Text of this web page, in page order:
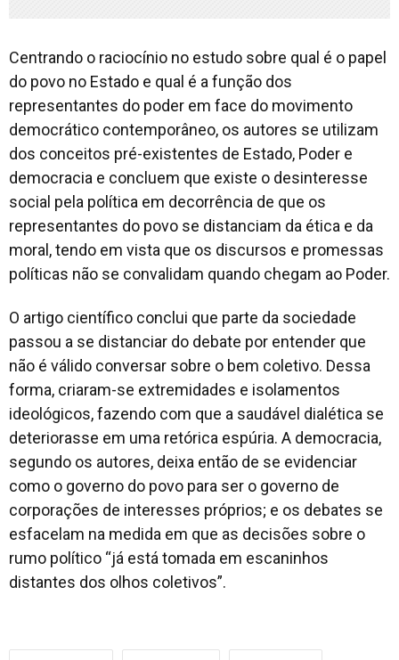
Centrando o raciocínio no estudo sobre qual é o papel
do povo no Estado e qual é a função dos
representantes do poder em face do movimento
democrático contemporâneo, os autores se utilizam
dos conceitos pré-existentes de Estado, Poder e
democracia e concluem que existe o desinteresse
social pela política em decorrência de que os
representantes do povo se distanciam da ética e da
moral, tendo em vista que os discursos e promessas
políticas não se convalidam quando chegam ao Poder.
O artigo científico conclui que parte da sociedade
passou a se distanciar do debate por entender que
não é válido conversar sobre o bem coletivo. Dessa
forma, criaram-se extremidades e isolamentos
ideológicos, fazendo com que a saudável dialética se
deteriorasse em uma retórica espúria. A democracia,
segundo os autores, deixa então de se evidenciar
como o governo do povo para ser o governo de
corporações de interesses próprios; e os debates se
esfacelam na medida em que as decisões sobre o
rumo político “já está tomada em escaninhos
distantes dos olhos coletivos”.